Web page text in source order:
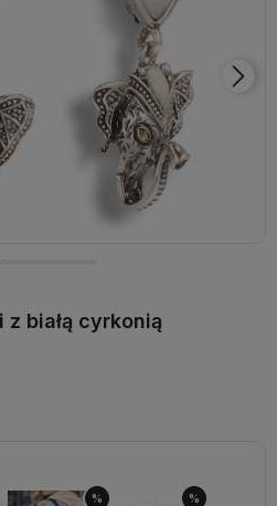
dodane produkty do listy
sesji.
z białą cyrkonią
% %